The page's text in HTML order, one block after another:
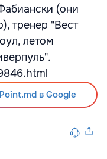
(они
тренер "Вест
летом
в Google